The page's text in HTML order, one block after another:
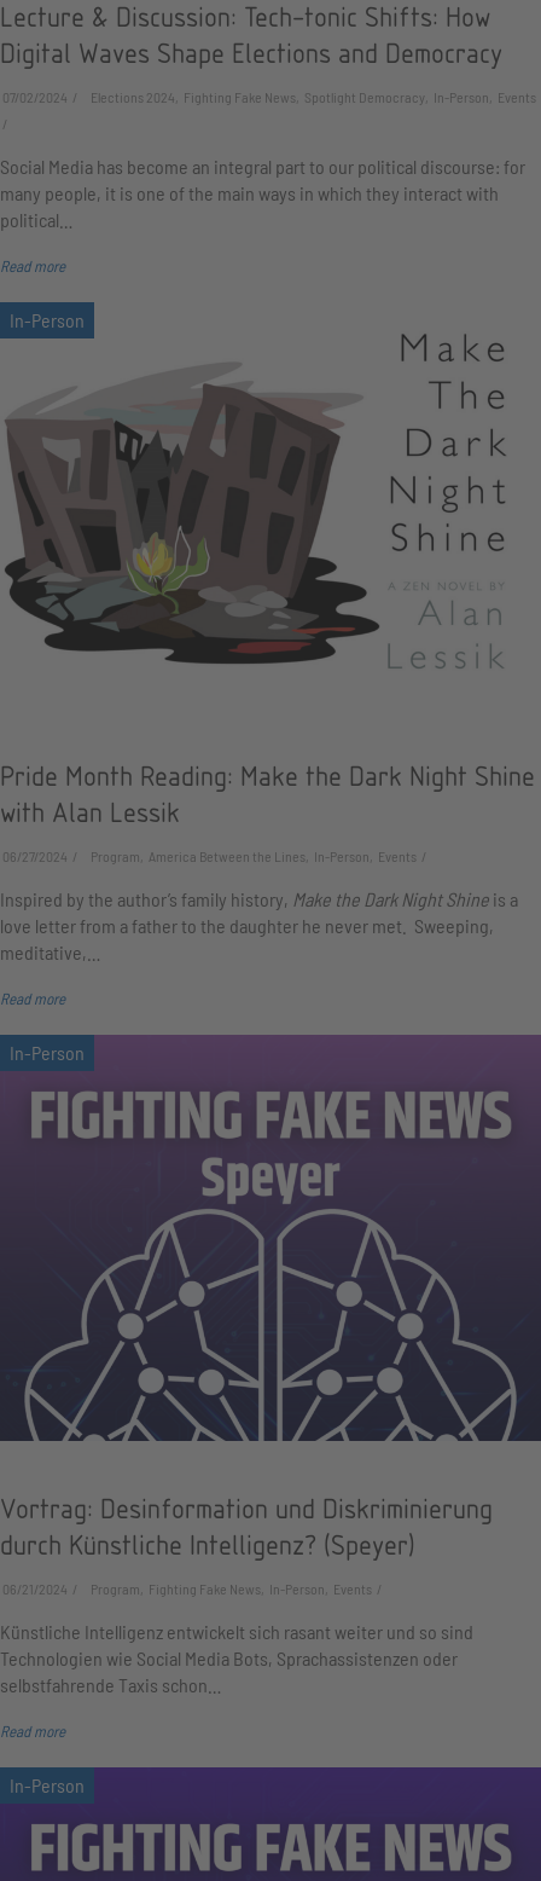
Lecture & Discussion: Tech-tonic Shifts: How
Digital Waves Shape Elections and Democracy
07/02/2024 Elections 2024, Fighting Fake News, Spotlight Democracy, In-Person, Events
Social Media has become an integral part to our political discourse: for
many people, it is one of the main ways in which they interact with
political…
Read more
Pride Month Reading: Make the Dark Night Shine
with Alan Lessik
06/27/2024 Program, America Between the Lines, In-Person, Events
Inspired by the author’s family history, Make the Dark Night Shine is a
love letter from a father to the daughter he never met. Sweeping,
meditative,…
Read more
Vortrag: Desinformation und Diskriminierung
durch Künstliche Intelligenz? (Speyer)
06/21/2024 Program, Fighting Fake News, In-Person, Events
Künstliche Intelligenz entwickelt sich rasant weiter und so sind
Technologien wie Social Media Bots, Sprachassistenzen oder
selbstfahrende Taxis schon…
Read more